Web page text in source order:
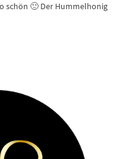
schön 🙂 Der Hummelhonig